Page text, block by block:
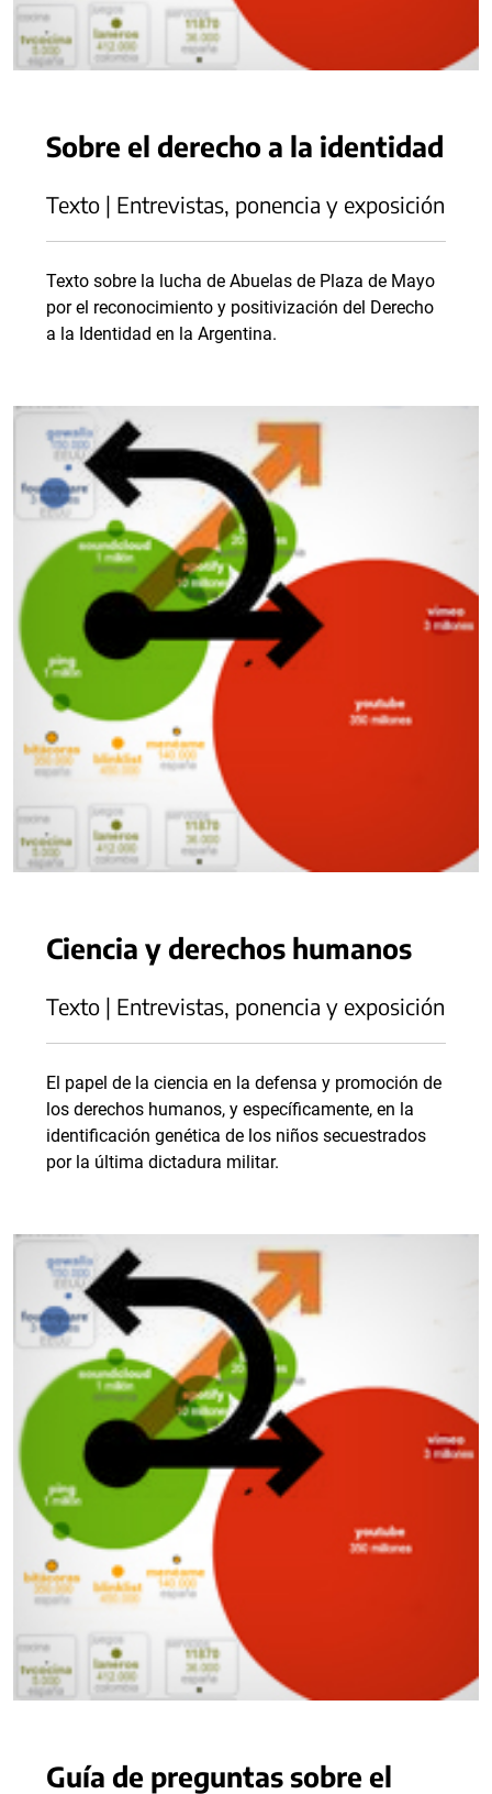
Sobre el derecho a la identidad
Texto | Entrevistas, ponencia y exposición
Texto sobre la lucha de Abuelas de Plaza de Mayo
por el reconocimiento y positivización del Derecho
a la Identidad en la Argentina.
Ciencia y derechos humanos
Texto | Entrevistas, ponencia y exposición
El papel de la ciencia en la defensa y promoción de
los derechos humanos, y específicamente, en la
identificación genética de los niños secuestrados
por la última dictadura militar.
Guía de preguntas sobre el